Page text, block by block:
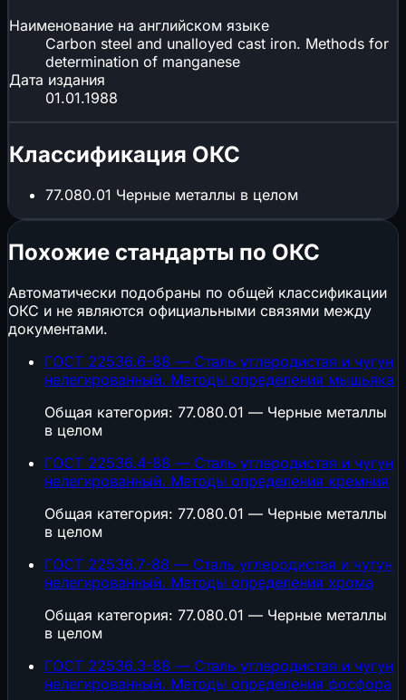
Наименование на английском языке
Carbon steel and unalloyed cast iron. Methods for
determination of manganese
Дата издания
01.01.1988
Классификация ОКС
77.080.01 Черные металлы в целом
Похожие стандарты по ОКС
Автоматически подобраны по общей классификации
ОКС и не являются официальными связями между
документами.
ГОСТ 22536.6-88 — Сталь углеродистая и чугун
нелегированный. Методы определения мышьяка
Общая категория: 77.080.01 — Черные металлы
в целом
ГОСТ 22536.4-88 — Сталь углеродистая и чугун
нелегированный. Методы определения кремния
Общая категория: 77.080.01 — Черные металлы
в целом
ГОСТ 22536.7-88 — Сталь углеродистая и чугун
нелегированный. Методы определения хрома
Общая категория: 77.080.01 — Черные металлы
в целом
ГОСТ 22536.3-88 — Сталь углеродистая и чугун
нелегированный. Методы определения фосфора